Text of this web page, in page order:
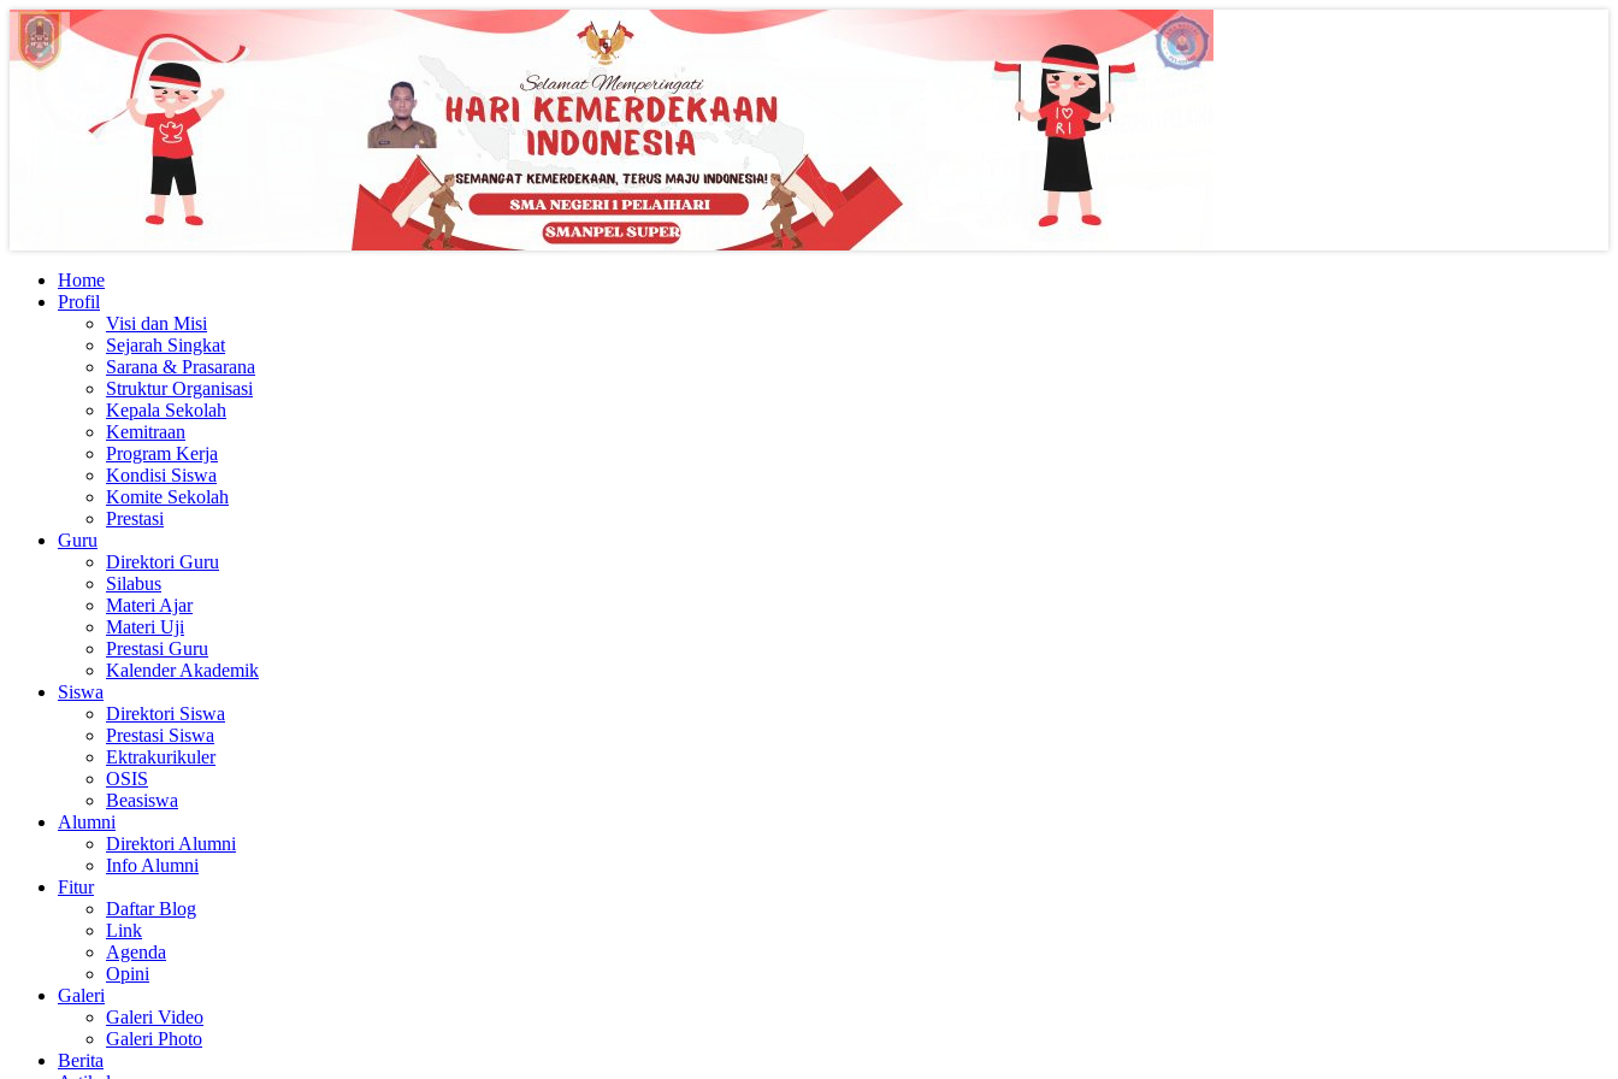
Home
Profil
Visi dan Misi
Sejarah Singkat
Sarana & Prasarana
Struktur Organisasi
Kepala Sekolah
Kemitraan
Program Kerja
Kondisi Siswa
Komite Sekolah
Prestasi
Guru
Direktori Guru
Silabus
Materi Ajar
Materi Uji
Prestasi Guru
Kalender Akademik
Siswa
Direktori Siswa
Prestasi Siswa
Ektrakurikuler
OSIS
Beasiswa
Alumni
Direktori Alumni
Info Alumni
Fitur
Daftar Blog
Link
Agenda
Opini
Galeri
Galeri Video
Galeri Photo
Berita